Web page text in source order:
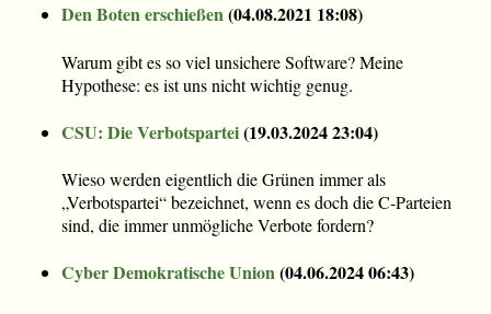
Den Boten erschießen(04.08.2021 18:08)
Warum gibt es so viel unsichere Software? Meine
Hypothese: es ist uns nicht wichtig genug.
CSU: Die Verbotspartei(19.03.2024 23:04)
Wieso werden eigentlich die Grünen immer als
„Verbotspartei“ bezeichnet, wenn es doch die C-Parteien
sind, die immer unmögliche Verbote fordern?
Cyber Demokratische Union(04.06.2024 06:43)